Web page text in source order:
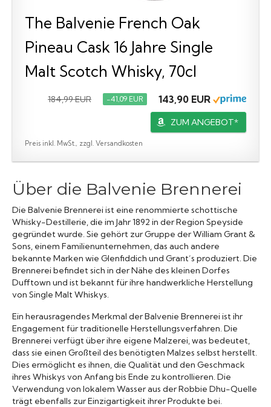
The Balvenie French Oak
Pineau Cask 16 Jahre Single
Malt Scotch Whisky, 70cl
184,99 EUR −41,09 EUR 143,90 EUR
ZUM ANGEBOT*
Preis inkl. MwSt., zzgl. Versandkosten
Über die Balvenie Brennerei
Die Balvenie Brennerei ist eine renommierte schottische
Whisky-Destillerie, die im Jahr 1892 in der Region Speyside
gegründet wurde. Sie gehört zur Gruppe der William Grant &
Sons, einem Familienunternehmen, das auch andere
bekannte Marken wie Glenfiddich und Grant’s produziert. Die
Brennerei befindet sich in der Nähe des kleinen Dorfes
Dufftown und ist bekannt für ihre handwerkliche Herstellung
von Single Malt Whiskys.
Ein herausragendes Merkmal der Balvenie Brennerei ist ihr
Engagement für traditionelle Herstellungsverfahren. Die
Brennerei verfügt über ihre eigene Malzerei, was bedeutet,
dass sie einen Großteil des benötigten Malzes selbst herstellt.
Dies ermöglicht es ihnen, die Qualität und den Geschmack
ihres Whiskys von Anfang bis Ende zu kontrollieren. Die
Verwendung von lokalem Wasser aus der Robbie Dhu-Quelle
trägt ebenfalls zur Einzigartigkeit ihrer Produkte bei.